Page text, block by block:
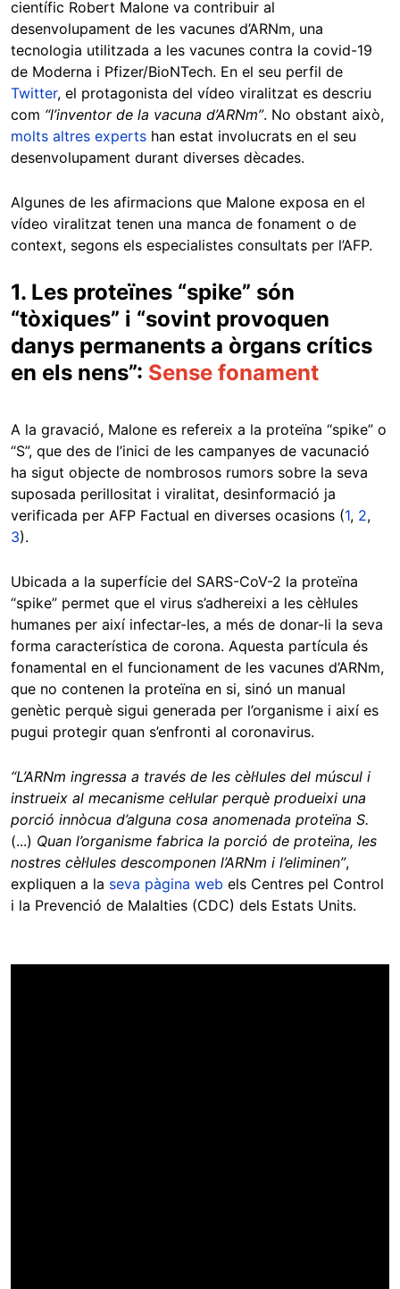
científic Robert Malone va contribuir al
desenvolupament de les vacunes d’ARNm, una
tecnologia utilitzada a les vacunes contra la covid-19
de Moderna i Pfizer/BioNTech. En el seu perfil de
Twitter, el protagonista del vídeo viralitzat es descriu
com “l’inventor de la vacuna d’ARNm”. No obstant això,
molts altres experts han estat involucrats en el seu
desenvolupament durant diverses dècades.
Algunes de les afirmacions que Malone exposa en el
vídeo viralitzat tenen una manca de fonament o de
context, segons els especialistes consultats per l’AFP.
1. Les proteïnes “spike” són
“tòxiques” i “sovint provoquen
danys permanents a òrgans crítics
en els nens”: Sense fonament
A la gravació, Malone es refereix a la proteïna “spike” o
“S”, que des de l’inici de les campanyes de vacunació
ha sigut objecte de nombrosos rumors sobre la seva
suposada perillositat i viralitat, desinformació ja
verificada per AFP Factual en diverses ocasions (1, 2,
3).
Ubicada a la superfície del SARS-CoV-2 la proteïna
“spike” permet que el virus s’adhereixi a les cèl·lules
humanes per així infectar-les, a més de donar-li la seva
forma característica de corona. Aquesta partícula és
fonamental en el funcionament de les vacunes d’ARNm,
que no contenen la proteïna en si, sinó un manual
genètic perquè sigui generada per l’organisme i així es
pugui protegir quan s’enfronti al coronavirus.
“L’ARNm ingressa a través de les cèl·lules del múscul i
instrueix al mecanisme cel·lular perquè produeixi una
porció innòcua d’alguna cosa anomenada proteïna S.
(...) Quan l’organisme fabrica la porció de proteïna, les
nostres cèl·lules descomponen l’ARNm i l’eliminen”,
expliquen a la seva pàgina web els Centres pel Control
i la Prevenció de Malalties (CDC) dels Estats Units.